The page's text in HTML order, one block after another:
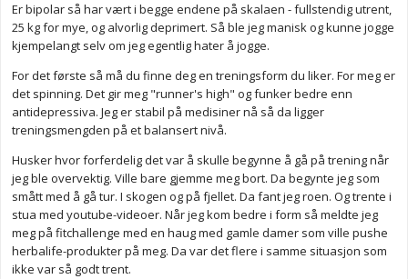
Er bipolar så har vært i begge endene på skalaen - fullstendig utrent,
25 kg for mye, og alvorlig deprimert. Så ble jeg manisk og kunne jogge
kjempelangt selv om jeg egentlig hater å jogge.
For det første så må du finne deg en treningsform du liker. For meg er
det spinning. Det gir meg "runner's high" og funker bedre enn
antidepressiva. Jeg er stabil på medisiner nå så da ligger
treningsmengden på et balansert nivå.
Husker hvor forferdelig det var å skulle begynne å gå på trening når
jeg ble overvektig. Ville bare gjemme meg bort. Da begynte jeg som
smått med å gå tur. I skogen og på fjellet. Da fant jeg roen. Og trente i
stua med youtube-videoer. Når jeg kom bedre i form så meldte jeg
meg på fitchallenge med en haug med gamle damer som ville pushe
herbalife-produkter på meg. Da var det flere i samme situasjon som
ikke var så godt trent.